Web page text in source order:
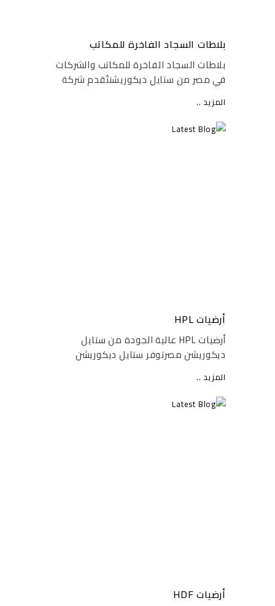
بلاطات السجاد الفاخرة للمكاتب
بلاطات السجاد الفاخرة للمكاتب والشركات
في مصر من ستايل ديكوريشنتُقدم شركة
الرائدة في مجال حلول الأرضيات والديكور
الداخلي في مصر، التشكيلة الأفخم من
بلاطات السجاد (Carpet...
المزيد ..
أرضيات HPL
أرضيات HPL عالية الجودة من ستايل
ديكوريشن مصرتوفر ستايل ديكوريشن
الضغط) عالية الجودة، وهي حل متطور
يجمع بين المتانة الفائقة والمظهر الجمالي
الراقي. تُصنع أرضيات...
المزيد ..
أرضيات HDF